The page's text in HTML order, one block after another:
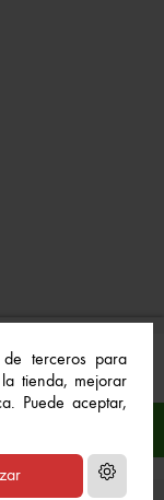
terceros para
tienda, mejorar
Puede aceptar,
derechos